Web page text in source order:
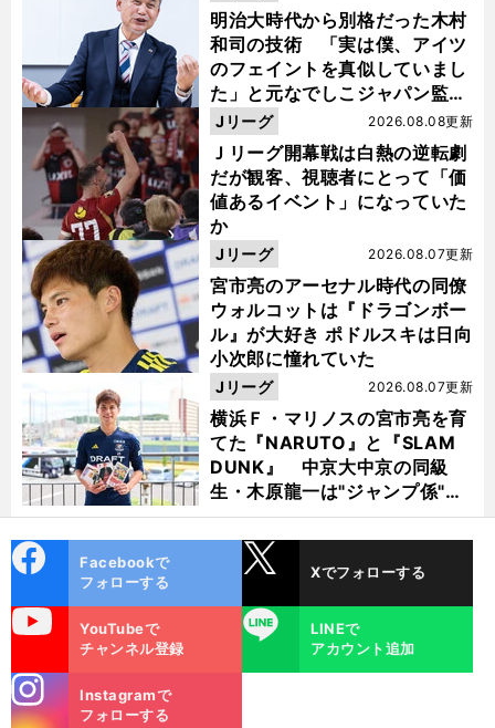
明治大時代から別格だった木村
和司の技術 「実は僕、アイツ
のフェイントを真似していまし
た」と元なでしこジャパン監
督・佐々木則夫
Ｊリーグ開幕戦は白熱の逆転劇
だが観客、視聴者にとって「価
値あるイベント」になっていた
か
2026.08.08更新
Jリーグ
宮市亮のアーセナル時代の同僚
ウォルコットは『ドラゴンボー
ル』が大好き ポドルスキは日向
小次郎に憧れていた
2026.08.07更新
Jリーグ
横浜Ｆ・マリノスの宮市亮を育
てた『NARUTO』と『SLAM
DUNK』 中京大中京の同級
生・木原龍一は"ジャンプ係"だ
った
2026.08.07更新
Jリーグ
ok
Facebookで
フォローする
Xでフォローする
YouTubeで
チャンネル登録
LINE
LINEで
アカウント追加
m
Instagramで
フォローする